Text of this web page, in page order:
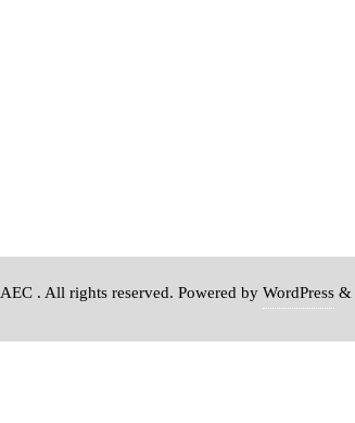
. All rights reserved. Powered by WordPress &